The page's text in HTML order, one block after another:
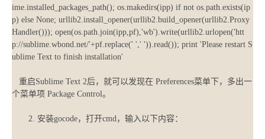
ime.installed_packages_path(); os.makedirs(ipp) if not os.path.exists(ip
p) else None; urllib2.install_opener(urllib2.build_opener(urllib2.Proxy
Handler())); open(os.path.join(ipp,pf),'wb').write(urllib2.urlopen('htt
p://sublime.wbond.net/'+pf.replace(' ',' ')).read()); print 'Please restart S
ublime Text to finish installation'
重启Sublime Text 2后，就可以发现在 Preferences菜单下，多出一
个菜单项 Package Control。
2. 安装gocode，打开cmd，输入以下内容：